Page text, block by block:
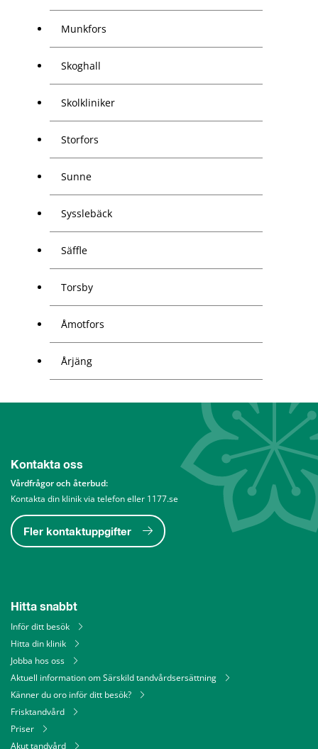
Munkfors
Skoghall
Skolkliniker
Storfors
Sunne
Sysslebäck
Säffle
Torsby
Åmotfors
Årjäng
Kontakta oss
Vårdfrågor och återbud:
Kontakta din klinik via telefon eller 1177.se
Fler kontaktuppgifter
Hitta snabbt
Inför ditt besök
Hitta din klinik
Jobba hos oss
Aktuell information om Särskild tandvårdsersättning
Känner du oro inför ditt besök?
Frisktandvård
Priser
Akut tandvård